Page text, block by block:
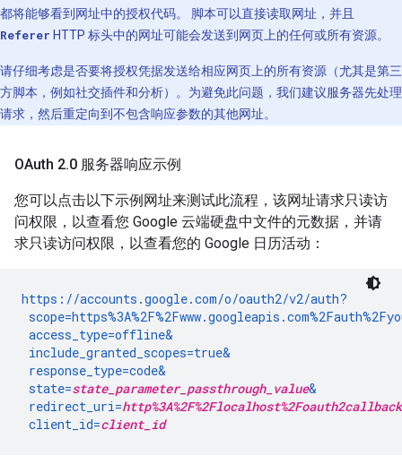
都将能够看到网址中的授权代码。 脚本可以直接读取网址，并且
Referer HTTP 标头中的网址可能会发送到网页上的任何或所有资源。
请仔细考虑是否要将授权凭据发送给相应网页上的所有资源（尤其是第三
方脚本，例如社交插件和分析）。为避免此问题，我们建议服务器先处理
请求，然后重定向到不包含响应参数的其他网址。
OAuth 2.0 服务器响应示例
您可以点击以下示例网址来测试此流程，该网址请求只读访
问权限，以查看您 Google 云端硬盘中文件的元数据，并请
求只读访问权限，以查看您的 Google 日历活动：
https://accounts.google.com/o/oauth2/v2/auth?
access_type=offline&
include_granted_scopes=true&
response_type=code&
state=state_parameter_passthrough_value&
redirect_uri=http%3A%2F%2Flocalhost%2Foauth2callback
client_id=client_id